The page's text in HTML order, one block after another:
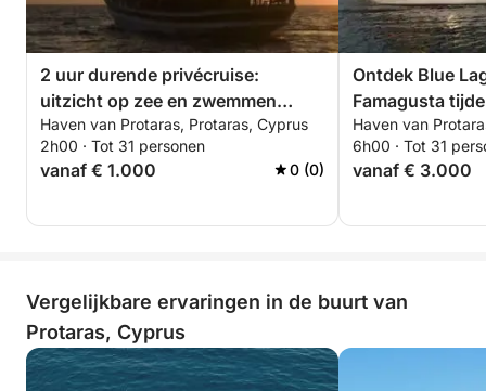
2 uur durende privécruise:
uitzicht op zee en zwemmen
vanuit Protaras
Haven van Protaras, Protaras, Cyprus
2h00 · Tot 31 personen
vanaf € 1.000 0 (0)
Ontdek Blue
Famagusta
durende cruise
Haven van
6h00 · Tot 31
vanaf € 3.000
Vergelijkbare ervaringen in de buurt van
Protaras, Cyprus